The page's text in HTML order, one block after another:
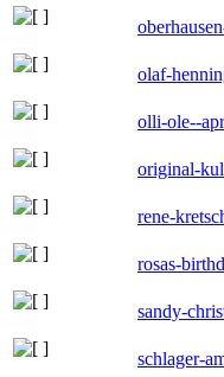
olaf-
olli-ole--
original-
rene-
rosas-
sandy-
schlager-